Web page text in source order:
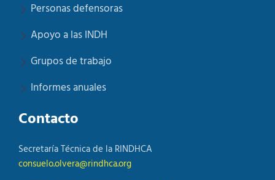
Personas defensoras
Apoyo a las INDH
Grupos de trabajo
Informes anuales
Contacto
Secretaría Técnica de la RINDHCA
consuelo.olvera@rindhca.org